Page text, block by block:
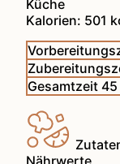
Küche
Kalorien: 501
Gesamtzeit45
Nährwerte